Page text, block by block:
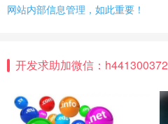
网站内部信息管理，如此重要！
开发求助加微信：h441300372